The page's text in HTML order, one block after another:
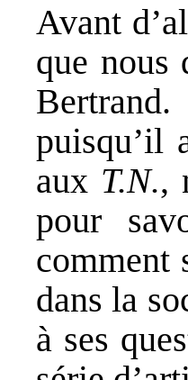
Avant
que nous
puisqu’il
aux T.N.,
pour
comment
dans la
à ses